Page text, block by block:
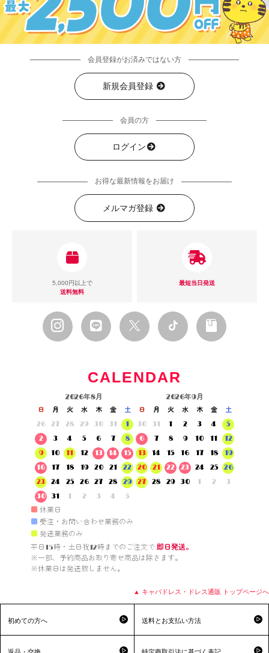
会員登録がお済みではない方
新規会員登録
会員の方
ログイン
お得な最新情報をお届け
メルマガ登録
5,000円以上で
送料無料
最短当日発送
CALENDAR
2026年8月
日 月 火 水 木 金
土
26
27 28 29 30 31
1
2
3 4 5 6 7
8
9
10 11 12 13 14
15
16
17 18 19 20 21
22
23
24 25 26 27 28
29
30
31 1 2 3 4 5
2026年9月
日 月 火 水 木 金
土
30
31 1 2 3 4
5
6
7 8 9 10 11
12
13
14 15 16 17 18
19
20
21 22 23 24 25
26
27
28 29 30 1 2 3
■ 休業日
■ 受注・お問い合わせ業務のみ
■ 発送業務のみ
平日15時・土日祝12時までのご注文で 即日発送。
※一部、予約商品お取り寄せ商品は除きます。
※休業日は発送致しません。
▲ キャバドレス・ドレス通販 トップページへ
初めての方へ 送料とお支払い方法